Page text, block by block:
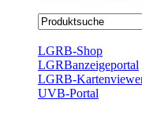
LGRB-Shop
LGRBanzeigeportal
LGRB-
UVB-Portal